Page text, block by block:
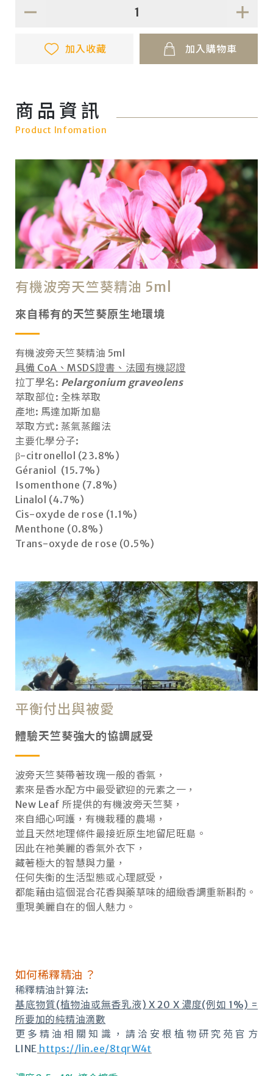
加入收藏 加入購物車
商品資訊
Product Infomation
有機波旁天竺葵精油 5ml
來自稀有的天竺葵原生地環境
有機波旁天竺葵精油 5ml
具備 CoA、MSDS證書、法國有機認證
拉丁學名: Pelargonium graveolens
萃取部位: 全株萃取
產地: 馬達加斯加島
萃取方式: 蒸氣蒸餾法
主要化學分子:
β-citronellol (23.8%)
Géraniol (15.7%)
Isomenthone (7.8%)
Linalol (4.7%)
Cis-oxyde de rose (1.1%)
Menthone (0.8%)
Trans-oxyde de rose (0.5%)
平衡付出與被愛
體驗天竺葵強大的協調感受
波旁天竺葵帶著玫瑰一般的香氣，
素來是香水配方中最受歡迎的元素之一，
New Leaf 所提供的有機波旁天竺葵，
來自細心呵護，有機栽種的農場，
並且天然地理條件最接近原生地留尼旺島。
因此在祂美麗的香氣外衣下，
藏著極大的智慧與力量，
任何失衡的生活型態或心理感受，
都能藉由這個混合花香與藥草味的細緻香調重新斟酌。
重現美麗自在的個人魅力。
如何稀釋精油 ？
稀釋精油計算法:
基底物質(植物油或無香乳液) X 20 X 濃度(例如 1%) =
所要加的純精油滴數
更多精油相關知識，請洽安根植物研究苑官方
LINE https://lin.ee/8tqrW4t